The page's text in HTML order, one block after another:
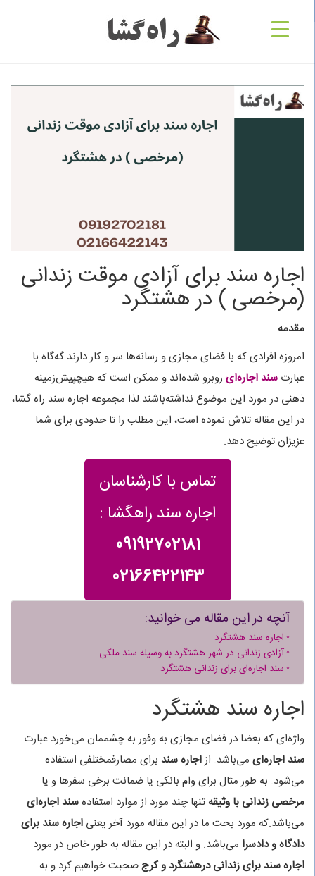
اجاره سند برای آزادی موقت زندانی
(مرخصی ) در هشتگرد
مقدمه
امروزه افرادی که با فضای مجازی و رسانه‌ها سر و کار دارند گه‌گاه با
عبارت سند اجاره‌ای روبرو شده‌اند و ممکن است که هیچپیش‌زمینه
ذهنی در مورد این موضوع نداشته‌باشند.لذا مجموعه اجاره سند راه گشا،
در این مقاله تلاش نموده است، این مطلب را تا حدودی برای شما
عزیزان توضیح دهد.
تماس با کارشناسان
اجاره سند راهگشا :
09192702181
02166422143
آنچه در این مقاله می خوانید:
اجاره سند هشتگرد
آزادی زندانی در شهر هشتگرد به وسیله سند ملکی
سند اجاره‌ای برای زندانی هشتگرد
اجاره سند هشتگرد
واژه‌ای که بعضا در فضای مجازی به وفور به چشممان می‌خورد عبارت
سند اجاره‌ای می‌باشد. ازاجاره سند برای مصارفمختلفی استفاده
می‌شود. به طور مثال برای وام بانکی یا ضمانت برخی سفرها و یا
مرخصی زندانی با وثیقه تنها چند مورد از موارد استفادهسند اجاره‌ای
می‌باشد.که مورد بحث ما در این مقاله مورد آخر یعنی اجاره سند برای
دادگاه و دادسرا می‌باشد. و البته در این مقاله به طور خاص در مورد
اجاره سند برای زندانی درهشتگرد و کرجصحبت خواهیم کرد و به